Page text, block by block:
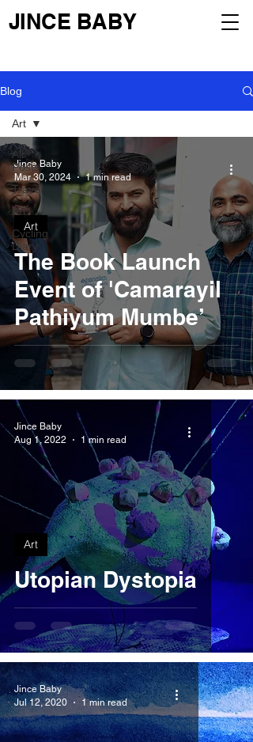
JINCE BABY
Blog
All
Posts
Travel
Art
Cycling
Diary
Art
The Book Launch
Event of 'Camarayil
Pathiyum Mumbe’
Art
Jince Baby
Mar 30, 2024
1 min read
Utopian Dystopia
Art
Jince Baby
Aug 1, 2022
1 min read
Jince Baby
Jul 12, 2020
1 min read